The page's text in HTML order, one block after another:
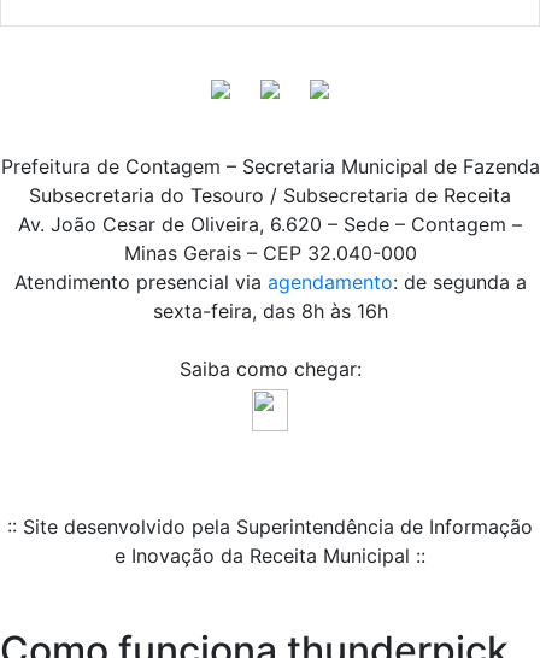
Prefeitura de Contagem – Secretaria Municipal de Fazenda
Subsecretaria do Tesouro / Subsecretaria de Receita
Av. João Cesar de Oliveira, 6.620 – Sede – Contagem –
Minas Gerais – CEP 32.040-000
Atendimento presencial via agendamento: de segunda a
sexta-feira, das 8h às 16h
Saiba como chegar:
:: Site desenvolvido pela Superintendência de Informação
e Inovação da Receita Municipal ::